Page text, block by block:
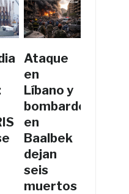
Ataque
en
Líbano y
bombardeos
en
Baalbek
dejan
seis
muertos